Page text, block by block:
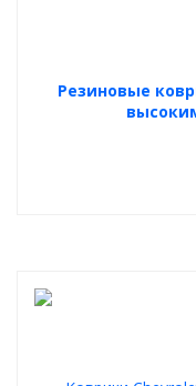
Резиновые